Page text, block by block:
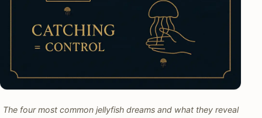
The four most common jellyfish dreams and what they reveal